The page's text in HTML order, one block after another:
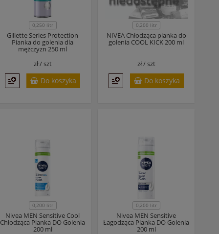
0,250 litr
Gillette Series Protection
Pianka do golenia dla
mężczyzn 250 ml
zł /szt
Do koszyka
0,200 litr
NIVEA Chłodząca pianka do
golenia COOL KICK 200 ml
zł /szt
Do koszyka
0,200 litr
Nivea MEN Sensitive Cool
Chłodząca Pianka DO Golenia
200 ml
0,200 litr
Nivea MEN Sensitive
Łagodząca Pianka DO Golenia
200 ml